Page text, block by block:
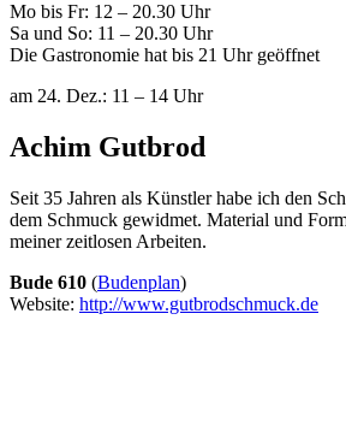
Mo bis Fr: 12 – 20.30 Uhr
Sa und So: 11 – 20.30 Uhr
Die Gastronomie hat bis 21 Uhr geöffnet
am 24. Dez.: 11 – 14 Uhr
Achim Gutbrod
Seit 35 Jahren als Künstler habe ich den
dem Schmuck gewidmet. Material und
meiner zeitlosen Arbeiten.
Bude 610 (Budenplan)
Website: http://www.gutbrodschmuck.de